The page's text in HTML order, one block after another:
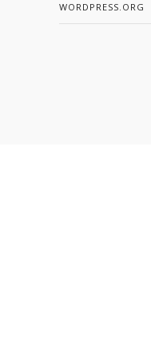
WORDPRESS.ORG